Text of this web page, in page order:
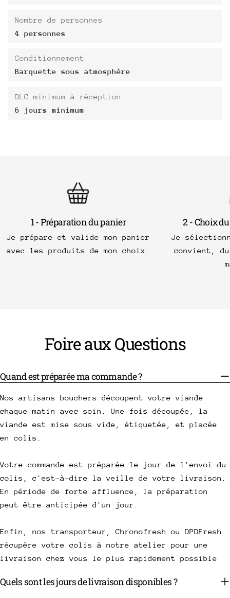
Nombre de personnes
4 personnes
Conditionnement
Barquette sous atmosphère
DLC minimum à réception
6 jours minimum
1 - Préparation du panier
Je prépare et valide mon panier
avec les produits de mon choix.
2 - Choix
Je
convient,
Foire aux Questions
Quand est préparée ma commande ?
Nos artisans bouchers découpent votre viande
chaque matin avec soin. Une fois découpée, la
viande est mise sous vide, étiquetée, et placée
en colis.
Votre commande est préparée le jour de l'envoi du
colis, c'est-à-dire la veille de votre livraison.
En période de forte affluence, la préparation
peut être anticipée d'un jour.
Enfin, nos transporteur, Chronofresh ou DPDFresh
récupère votre colis à notre atelier pour une
livraison chez vous le plus rapidement possible
Quels sont les jours de livraison disponibles ?